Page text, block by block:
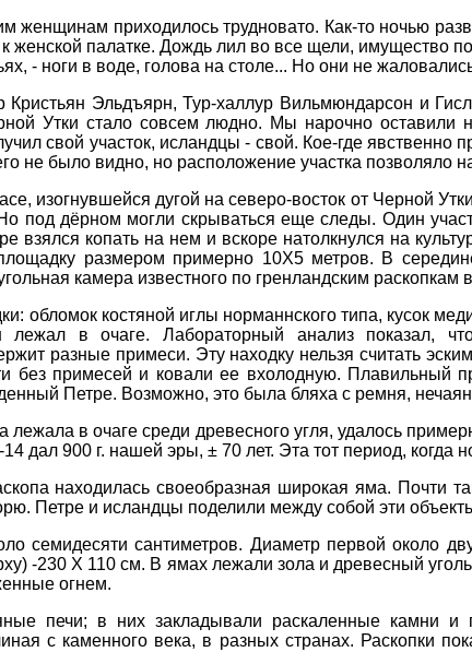
женщинам приходилось трудновато. Как-то ночью
к женской палатке. Дождь лил во все щели, имущество
- ноги в воде, голова на столе... Но они не
Эльдъярн, Тур-халлур Вильмюндарсон и
Утки стало совсем людно. Мы нарочно оставили
свой участок, исландцы - свой. Кое-где явственно
не было видно, но расположение участка позволяло
изогнувшейся дугой на северо-восток от Черной
под дёрном могли скрываться еще следы. Один
взялся копать на нем и вскоре натолкнулся на
размером примерно 10X5 метров. В
камера известного по гренландским раскопкам
обломок костяной иглы норманнского типа, кусок
в очаге. Лабораторный анализ показал,
разные примеси. Эту находку нельзя считать
без примесей и ковали ее вхолодную. Плавильный
Петре. Возможно, это была бляха с ремня,
в очаге среди древесного угля, удалось
дал 900 г. нашей эры, ± 70 лет. Эта тот период, когда
находилась своеобразная широкая яма. Почти
Петре и исландцы поделили между собой эти
семидесяти сантиметров. Диаметр первой около
-230 X 110 см. В ямах лежали зола и древесный
огнем.
печи; в них закладывали раскаленные камни и
с каменного века, в разных странах. Раскопки